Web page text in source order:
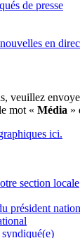
de presse
en
veuillez
mot « Média »
ici.
section locale
président